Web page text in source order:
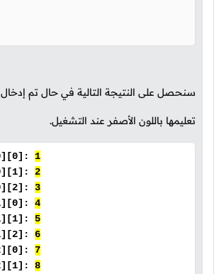
سنحصل على النتيجة التالية في حال تم
تعليمها باللون الأصفر عند التشغيل.
1
2
3
4
5
6
7
8